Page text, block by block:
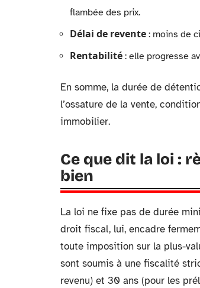
flambée des prix.
Délai de revente : moins de
Rentabilité : elle progresse
En somme, la durée de
l’ossature de la vente,
immobilier.
Ce que dit la loi :
bien
La loi ne fixe pas de durée
droit fiscal, lui, encadre
toute imposition sur la plus-
sont soumis à une fiscalité
revenu) et 30 ans (pour les